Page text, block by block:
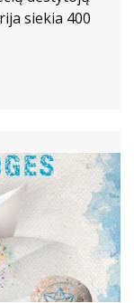
siekia 400